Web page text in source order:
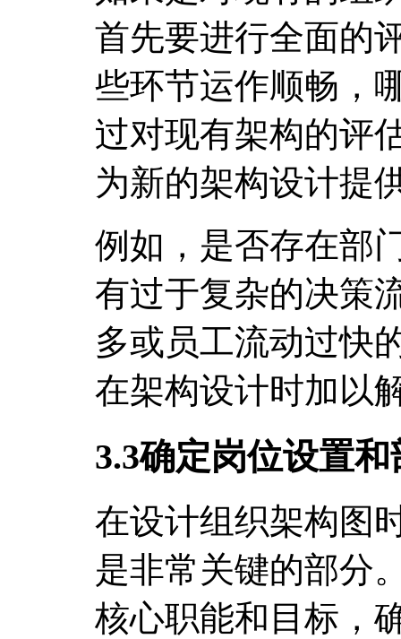
首先要进行全面的
些环节运作顺畅，
过对现有架构的评
为新的架构设计提
例如，是否存在部
有过于复杂的决策
多或员工流动过快
在架构设计时加以
3.3确定岗位设置
在设计组织架构图
是非常关键的部分
核心职能和目标，